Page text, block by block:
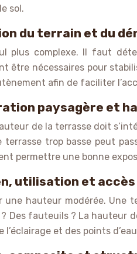
sol.
du terrain et du
plus complexe. Il faut
être nécessaires pour
afin de faciliter
paysagère et
de la terrasse doit
terrasse trop basse peut
permettre une bonne
utilisation et accès
hauteur modérée.
Des fauteuils ? La hauteur
et des points